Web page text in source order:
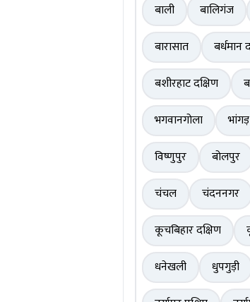
बाली
बालिगंज
बारासात
बर्धमान
बशीरहाट दक्षिण
भगवानगोला
भांगड़
विष्णुपुर
बोलपुर
चंचल
चंदननगर
कूचबिहार दक्षिण
धनेखली
धुपगुड़ी